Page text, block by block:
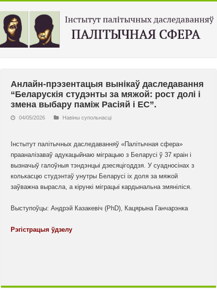
Анлайн-прэзентацыя вынікаў даследавання
“Беларускія студэнты за мяжой: рост долі і
змена выбару паміж Расіяй і ЕС”.
04/05/2026 Навiны супольнасцi
Інстытут палітычных даследаванняў «Палітычная сфера»
прааналізаваў адукацыйнаю міграцыю з Беларусі ў 37 краін і
вызначыў галоўныя тэндэнцыі дзесяцігоддзя. У суадносінах з
колькасцю студэнтаў унутры Беларусі іх доля за мяжой
заўважна вырасла, а кірункі міграцыі кардынальна змяніліся.
Выступоўцы: Андрэй Казакевіч (PhD), Кацярына Ганчарэнка
Рэгістрацыя ўдзелу